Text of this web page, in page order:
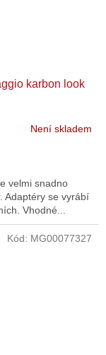
karbon look
Není skladem
velmi snadno
Adaptéry se vyrábí
Vhodné...
Kód: MG00077327